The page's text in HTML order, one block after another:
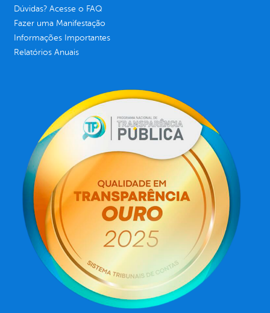
Dúvidas? Acesse o FAQ
Fazer uma Manifestação
Informações Importantes
Relatórios Anuais